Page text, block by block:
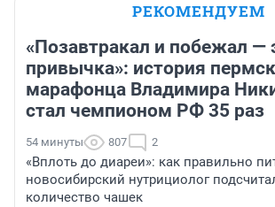
РЕКОМЕНДУЕМ
«Позавтракал и побежал —
привычка»: история
марафонца Владимира
стал чемпионом РФ 35 раз
54 минуты 807 2
«Вплоть до диареи»: как правильно
новосибирский нутрициолог
количество чашек